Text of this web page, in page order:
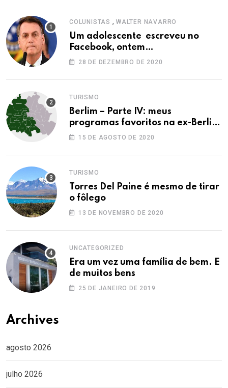
COLUNISTAS , WALTER NAVARRO
Um adolescente escreveu no
Facebook, ontem…
28 DE DEZEMBRO DE 2020
TURISMO
Berlim – Parte IV: meus
programas favoritos na ex-Berlim
Ocidental
15 DE AGOSTO DE 2020
TURISMO
Torres Del Paine é mesmo de tirar
o fôlego
13 DE NOVEMBRO DE 2020
UNCATEGORIZED
Era um vez uma família de bem. E
de muitos bens
25 DE JANEIRO DE 2019
Archives
agosto 2026
julho 2026